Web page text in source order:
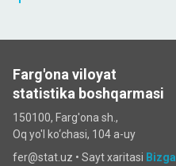
Farg'ona viloyat
statistika boshqarmasi
150100, Farg'ona sh.,
Oq yo'l ko‘chаsi, 104 a-uy
fer@stat.uz • Sayt xaritasi Bizga